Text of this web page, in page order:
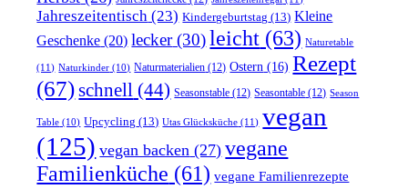
Jahreszeitentisch (23) Kindergeburtstag (13) Kleine
Geschenke (20) lecker(30) leicht (63) Naturetable
(11) Naturkinder (10) Naturmaterialien (12) Ostern (16) Rezept
(67)schnell (44) Seasonstable (12) Seasontable (12) Season
Table (10) Upcycling (13) Utas Glücksküche (11) vegan
(125) vegan backen (27) vegane
Familienküche (61) vegane Familienrezepte